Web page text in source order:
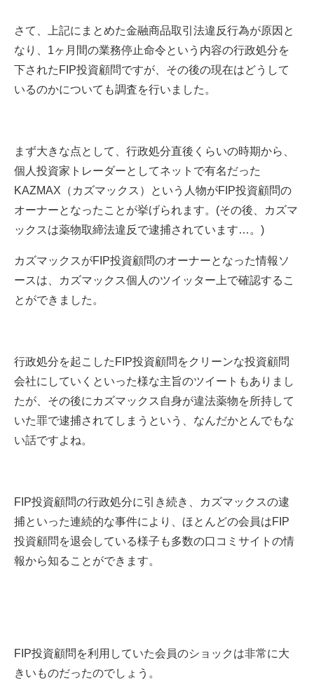
さて、上記にまとめた金融商品取引法違反行為が原因と
なり、1ヶ月間の業務停止命令という内容の行政処分を
下されたFIP投資顧問ですが、その後の現在はどうして
いるのかについても調査を行いました。
まず大きな点として、行政処分直後くらいの時期から、
個人投資家トレーダーとしてネットで有名だった
KAZMAX（カズマックス）という人物がFIP投資顧問の
オーナーとなったことが挙げられます。(その後、カズマ
ックスは薬物取締法違反で逮捕されています…。)
カズマックスがFIP投資顧問のオーナーとなった情報ソ
ースは、カズマックス個人のツイッター上で確認するこ
とができました。
行政処分を起こしたFIP投資顧問をクリーンな投資顧問
会社にしていくといった様な主旨のツイートもありまし
たが、その後にカズマックス自身が違法薬物を所持して
いた罪で逮捕されてしまうという、なんだかとんでもな
い話ですよね。
FIP投資顧問の行政処分に引き続き、カズマックスの逮
捕といった連続的な事件により、ほとんどの会員はFIP
投資顧問を退会している様子も多数の口コミサイトの情
報から知ることができます。
FIP投資顧問を利用していた会員のショックは非常に大
きいものだったのでしょう。